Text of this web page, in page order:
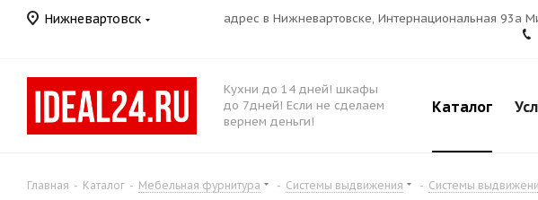
Нижневартовск адрес в Нижневартовске, Интернациональная 93а
Кухни до 14 дней! шкафы
до 7дней! Если не сделаем
вернем деньги!
Каталог
Главная - Каталог - Мебельная фурнитура - Системы выдвижения - Системы